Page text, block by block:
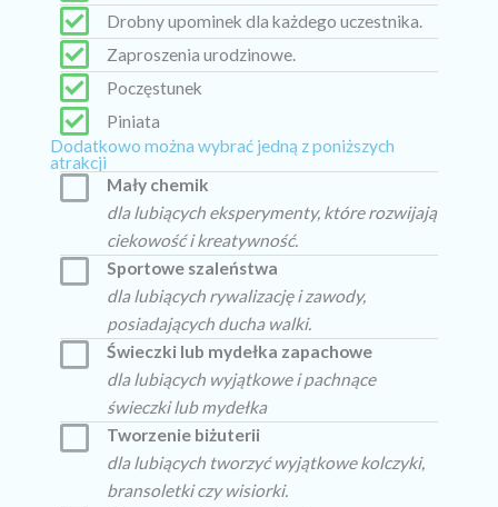
Drobny upominek dla każdego uczestnika.
Zaproszenia urodzinowe.
Poczęstunek
Piniata
Dodatkowo można wybrać jedną z poniższych
atrakcji
Mały chemik
dla lubiących eksperymenty, które rozwijają
ciekowość i kreatywność.
Sportowe szaleństwa
dla lubiących rywalizację i zawody,
posiadających ducha walki.
Świeczki lub mydełka zapachowe
dla lubiących wyjątkowe i pachnące
świeczki lub mydełka
Tworzenie biżuterii
dla lubiących tworzyć wyjątkowe kolczyki,
bransoletki czy wisiorki.